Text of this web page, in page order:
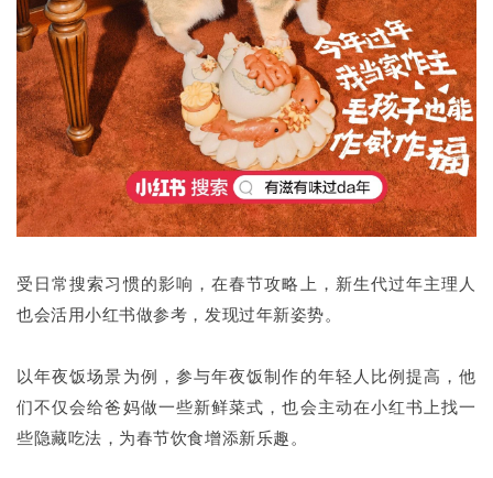
受日常搜索习惯的影响，在春节攻略上，新生代过年主理人
也会活用小红书做参考，发现过年新姿势。
以年夜饭场景为例，参与年夜饭制作的年轻人比例提高，他
们不仅会给爸妈做一些新鲜菜式，也会主动在小红书上找一
些隐藏吃法，为春节饮食增添新乐趣。